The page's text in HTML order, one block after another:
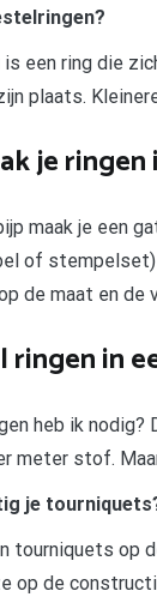
is een ring die
plaats.
je ringen
maak je een
of
de maat en de
ringen in
heb ik
meter stof.
je
tourniquets op
op de